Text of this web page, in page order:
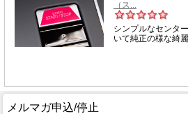
メルマガ申込/停止